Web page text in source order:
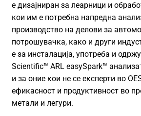
е дизајниран за леарници и
кои им е потребна напредна
производство на делови за
потрошувачка, како и други
е за инсталација, употреба и
Scientific™ ARL easySpark™
и за оние кои не се експерти во
ефикасност и продуктивност во
метали и легури.